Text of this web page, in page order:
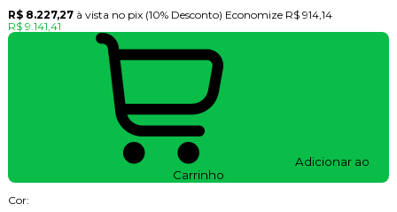
R$ 8.227,27 à vista no pix (10% Desconto) Economize R$ 914,14
R$ 9.141,41
Adicionar ao
Carrinho
Cor: